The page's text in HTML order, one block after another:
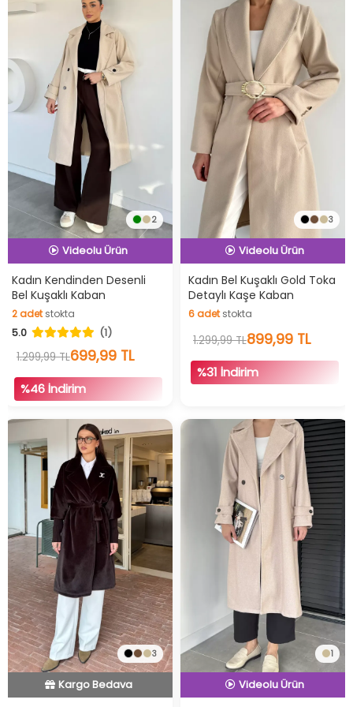
2
İndirimli Ürün
Hızlı Teslimat
Videolu Ürün
İndirimli Ürün
Kadın Kendinden Desenli
Bel Kuşaklı Kaban
2adetstokta
2adetstokta
5.0
(1)
1.299,99 TL699,99 TL
%46 İndirim
3
İndirimli Ürün
Hızlı Teslimat
Videolu Ürün
Kadın Bel Kuşaklı Gold Toka
Detaylı Kaşe Kaban
6adetstokta
6 adet stokta
1.299,99 TL899,99 TL
%31 İndirim
3
İndirimli Ürün
Hızlı Teslimat
Kargo Bedava
Videolu Ürün
1
İndirimli Ürün